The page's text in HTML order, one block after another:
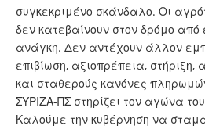
συγκεκριμένο σκάνδαλο. Οι
δεν κατεβαίνουν στον δρόμο
ανάγκη. Δεν αντέχουν άλλον
επιβίωση, αξιοπρέπεια,
και σταθερούς κανόνες
ΣΥΡΙΖΑ-ΠΣ στηρίζει τον αγώνα
Καλούμε την κυβέρνηση να